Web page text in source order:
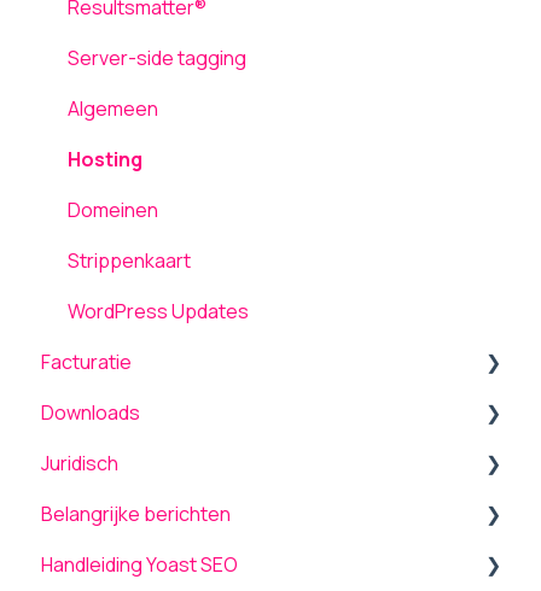
Media
Inloggen
Gebruikers
Laadsnelheid
Resultsmatter®
Server-side tagging
Algemeen
Hosting
Domeinen
Strippenkaart
WordPress Updates
Facturatie
Algemeen
Betalen / Transacties
Wijzigingen / Mutaties
Bank en betaalrekening
Downloads
Producten
Overige
Managed Services
Juridisch
Voorwaarden
Belangrijke berichten
Upgrade naar PHP 8
Handleiding Yoast SEO